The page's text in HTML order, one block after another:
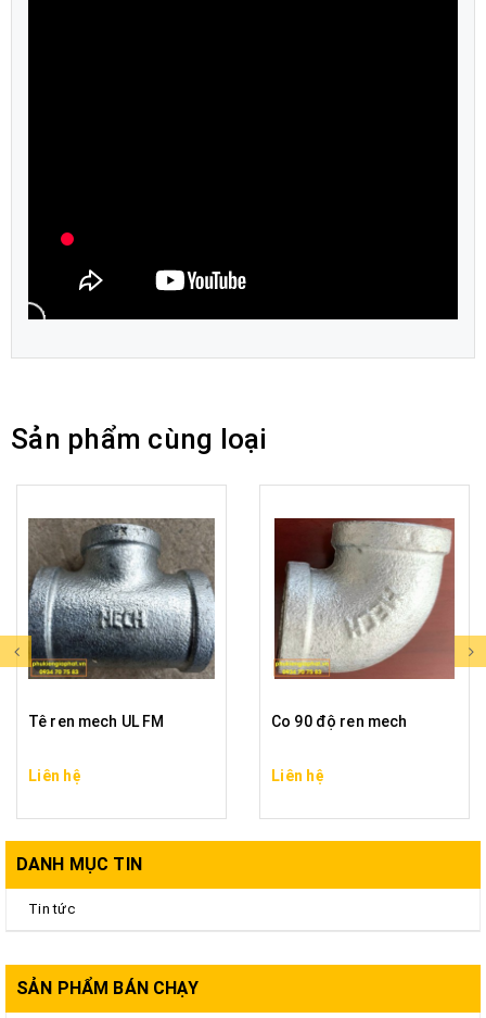
Sản phẩm cùng loại
Tê ren mech UL FM
Liên hệ
Co 90 độ ren mech
Liên hệ
DANH MỤC TIN
Tin tức
SẢN PHẨM BÁN CHẠY